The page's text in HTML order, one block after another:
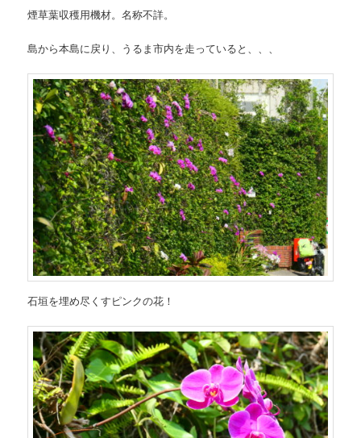
煙草葉収穫用機材。名称不詳。
島から本島に戻り、うるま市内を走っていると、、、
石垣を埋め尽くすピンクの花！